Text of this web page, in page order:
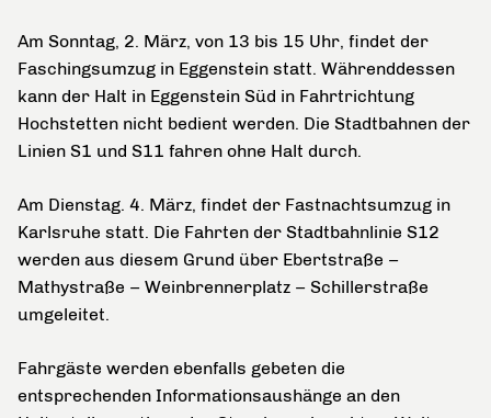
Am Sonntag, 2. März, von 13 bis 15 Uhr, findet der
Faschingsumzug in Eggenstein statt. Währenddessen
kann der Halt in Eggenstein Süd in Fahrtrichtung
Hochstetten nicht bedient werden. Die Stadtbahnen der
Linien S1 und S11 fahren ohne Halt durch.
Am Dienstag. 4. März, findet der Fastnachtsumzug in
Karlsruhe statt. Die Fahrten der Stadtbahnlinie S12
werden aus diesem Grund über Ebertstraße –
Mathystraße – Weinbrennerplatz – Schillerstraße
umgeleitet.
Fahrgäste werden ebenfalls gebeten die
entsprechenden Informationsaushänge an den